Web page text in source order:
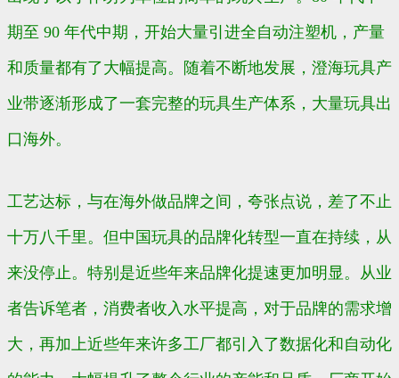
期至 90 年代中期，开始大量引进全自动注塑机，产量
和质量都有了大幅提高。随着不断地发展，澄海玩具产
业带逐渐形成了一套完整的玩具生产体系，大量玩具出
口海外。
工艺达标，与在海外做品牌之间，夸张点说，差了不止
十万八千里。但中国玩具的品牌化转型一直在持续，从
来没停止。特别是近些年来品牌化提速更加明显。从业
者告诉笔者，消费者收入水平提高，对于品牌的需求增
大，再加上近些年来许多工厂都引入了数据化和自动化